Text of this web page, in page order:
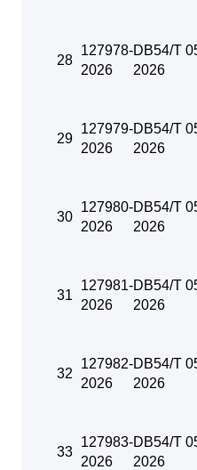
28
127978-
2026
DB54/T
2026
29
127979-
2026
DB54/T
2026
30
127980-
2026
DB54/T
2026
31
127981-
2026
DB54/T
2026
32
127982-
2026
DB54/T
2026
33
127983-
2026
DB54/T
2026